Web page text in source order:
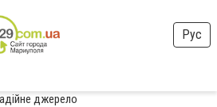
Рус
джерело